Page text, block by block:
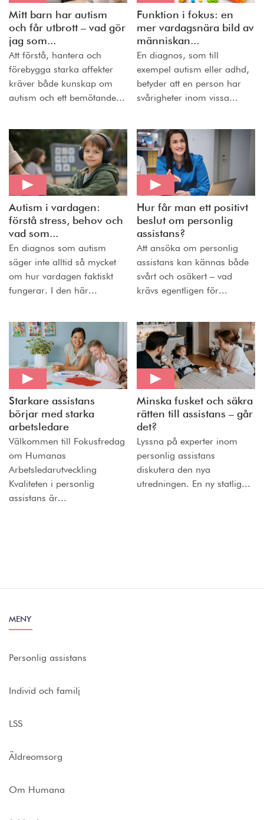
Mitt barn har autism
och får utbrott – vad gör
jag som...
Att förstå, hantera och
förebygga starka affekter
kräver både kunskap om
autism och ett bemötande...
Funktion i fokus: en
mer vardagsnära bild av
människan...
En diagnos, som till
exempel autism eller adhd,
betyder att en person har
svårigheter inom vissa...
Autism i vardagen:
förstå stress, behov och
vad som...
En diagnos som autism
säger inte alltid så mycket
om hur vardagen faktiskt
fungerar. I den här...
Hur får man ett positivt
beslut om personlig
assistans?
Att ansöka om personlig
assistans kan kännas både
svårt och osäkert – vad
krävs egentligen för...
Starkare assistans
börjar med starka
arbetsledare
Välkommen till Fokusfredag
om Humanas
Arbetsledarutveckling
Kvaliteten i personlig
assistans är...
Minska fusket och säkra
rätten till assistans – går
det?
Lyssna på experter inom
personlig assistans
diskutera den nya
utredningen. En ny statlig...
MENY
Personlig assistans
Individ och familj
LSS
Äldreomsorg
Om Humana